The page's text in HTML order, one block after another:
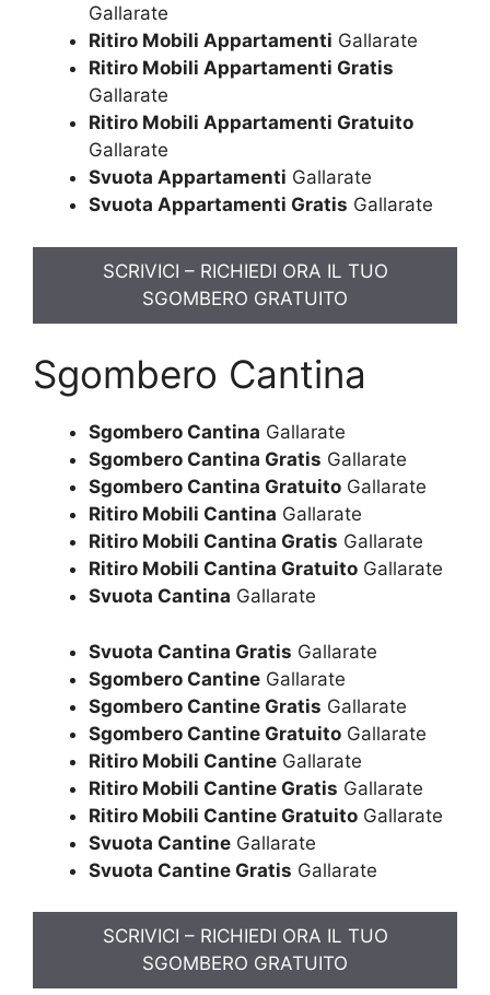
Gallarate
Ritiro Mobili Appartamenti Gallarate
Ritiro Mobili Appartamenti Gratis
Gallarate
Ritiro Mobili Appartamenti Gratuito
Gallarate
Svuota Appartamenti Gallarate
Svuota Appartamenti Gratis Gallarate
SCRIVICI – RICHIEDI ORA IL TUO
SGOMBERO GRATUITO
Sgombero Cantina
Sgombero Cantina Gallarate
Sgombero Cantina Gratis Gallarate
Sgombero Cantina Gratuito Gallarate
Ritiro Mobili Cantina Gallarate
Ritiro Mobili Cantina Gratis Gallarate
Ritiro Mobili Cantina Gratuito Gallarate
Svuota Cantina Gallarate
Svuota Cantina Gratis Gallarate
Sgombero Cantine Gallarate
Sgombero Cantine Gratis Gallarate
Sgombero Cantine Gratuito Gallarate
Ritiro Mobili Cantine Gallarate
Ritiro Mobili Cantine Gratis Gallarate
Ritiro Mobili Cantine Gratuito Gallarate
Svuota Cantine Gallarate
Svuota Cantine Gratis Gallarate
SCRIVICI – RICHIEDI ORA IL TUO
SGOMBERO GRATUITO